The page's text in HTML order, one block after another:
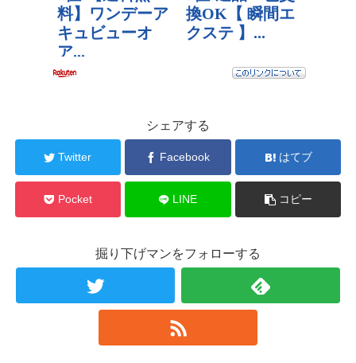
シェアする
Twitter Facebook はてブ
Pocket LINE コピー
掘り下げマンをフォローする